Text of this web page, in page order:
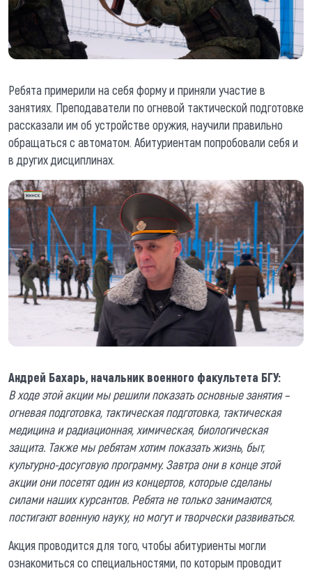
Ребята примерили на себя форму и приняли участие в
занятиях. Преподаватели по огневой тактической подготовке
рассказали им об устройстве оружия, научили правильно
обращаться с автоматом. Абитуриентам попробовали себя и
в других дисциплинах.
Андрей Бахарь, начальник военного факультета БГУ:
В ходе этой акции мы решили показать основные занятия –
огневая подготовка, тактическая подготовка, тактическая
медицина и радиационная, химическая, биологическая
защита. Также мы ребятам хотим показать жизнь, быт,
культурно-досуговую программу. Завтра они в конце этой
акции они посетят один из концертов, которые сделаны
силами наших курсантов. Ребята не только занимаются,
постигают военную науку, но могут и творчески развиваться.
Акция проводится для того, чтобы абитуриенты могли
ознакомиться со специальностями, по которым проводит